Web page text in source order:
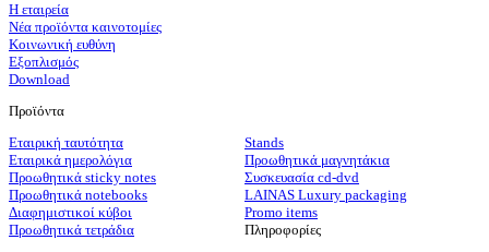
Η εταιρεία
Νέα προϊόντα καινοτομίες
Κοινωνική ευθύνη
Εξοπλισμός
Download
Προϊόντα
Εταιρική ταυτότητα
Εταιρικά ημερολόγια
Προωθητικά sticky notes
Προωθητικά notebooks
Διαφημιστικοί κύβοι
Προωθητικά τετράδια
Stands
Προωθητικά μαγνητάκια
Συσκευασία cd-dvd
LAINAS Luxury packaging
Promo items
Πληροφορίες